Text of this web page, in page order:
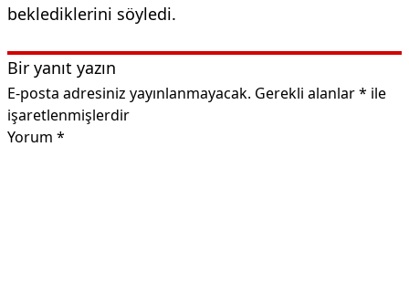
beklediklerini söyledi.
Bir yanıt yazın
E-posta adresiniz yayınlanmayacak. Gerekli alanlar* ile
işaretlenmişlerdir
Yorum *